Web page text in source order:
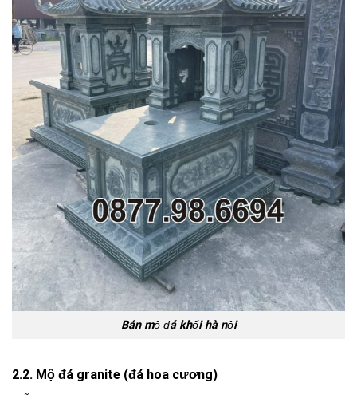
Bán mộ đá khối hà nội
2.2. Mộ đá granite (đá hoa cương)